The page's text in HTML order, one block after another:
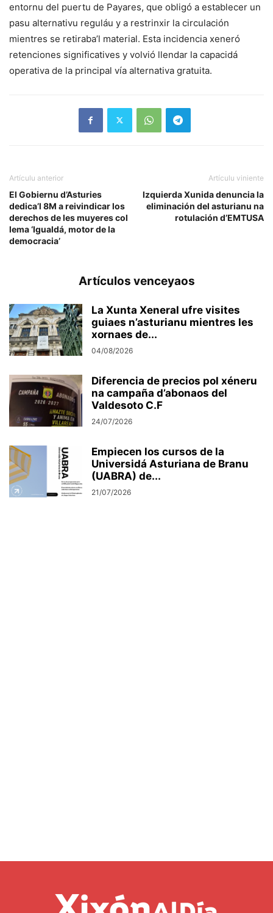
entornu del puertu de Payares, que obligó a establecer un
pasu alternativu reguláu y a restrinxir la circulación
mientres se retiraba’l material. Esta incidencia xeneró
retenciones significatives y volvió llendar la capacidá
operativa de la principal vía alternativa gratuita.
Artículu anterior
El Gobiernu d’Asturies
dedica’l 8M a reivindicar los
derechos de les muyeres col
lema ‘Igualdá, motor de la
democracia’
Artículu viniente
Izquierda Xunida denuncia la
eliminación del asturianu na
rotulación d’EMTUSA
Artículos venceyaos
La Xunta Xeneral ufre visites
guiaes n’asturianu mientres les
xornaes de...
04/08/2026
Diferencia de precios pol xéneru
na campaña d’abonaos del
Valdesoto C.F
24/07/2026
Empiecen los cursos de la
Universidá Asturiana de Branu
(UABRA) de...
21/07/2026